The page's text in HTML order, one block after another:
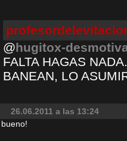
@hugitox-
FALTA HAGAS
BANEAN, LO
26.06.2011 a las 13:24